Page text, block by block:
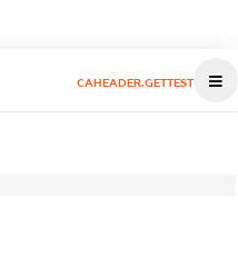
CAHEADER.GETTEST